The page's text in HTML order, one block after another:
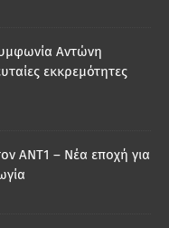
Αντώνη
εκκρεμότητες
ΑΝΤ1 – Νέα εποχή για